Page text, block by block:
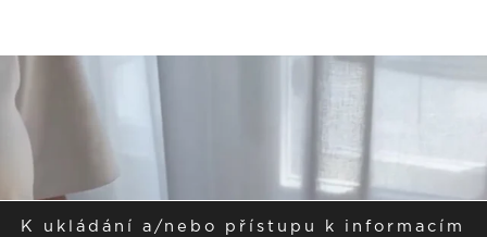
K ukládání a/nebo přístupu k informacím